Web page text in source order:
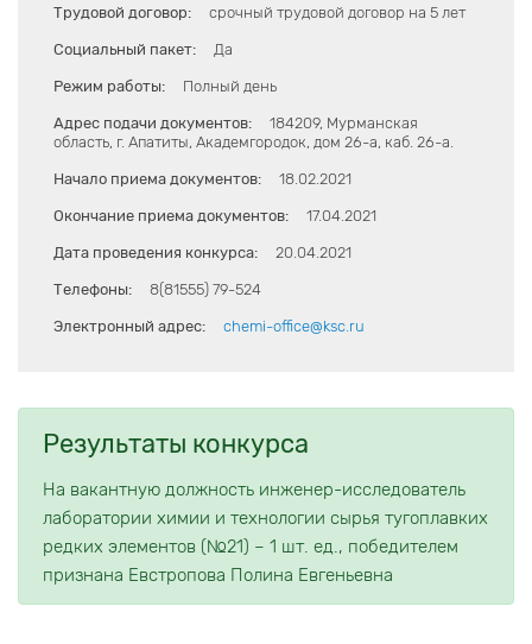
Трудовой договор: срочный трудовой договор на 5 лет
Социальный пакет: Да
Режим работы: Полный день
Адрес подачи документов:
184209, Мурманская
область, г. Апатиты, Академгородок, дом 26-а, каб. 26-а.
Начало приема документов: 18.02.2021
Окончание приема документов: 17.04.2021
Дата проведения конкурса: 20.04.2021
Телефоны: 8(81555) 79-524
Электронный адрес: chemi-office@ksc.ru
Результаты конкурса
На вакантную должность инженер-исследователь
лаборатории химии и технологии сырья тугоплавких
редких элементов (№21) – 1 шт. ед., победителем
признана Евстропова Полина Евгеньевна